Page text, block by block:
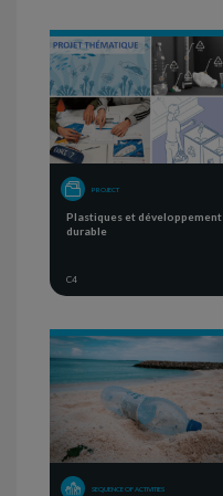
PROJECT
Plastiques et développement
durable
C4
SEQUENCE OF ACTIVITIES